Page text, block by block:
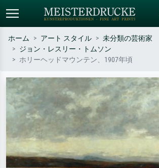
標準検索
– 例：モネ、星月夜、印象派、北
斎の波、ヌード。
緑の草原、
油絵、木の
ホーム アート スタイル
未分類の芸術家
ジョン・レスリー・トムソン
ホリーヘッドマウンテン、1907年頃